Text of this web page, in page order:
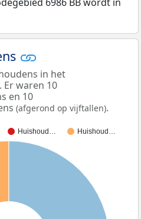
in het
Er waren 10
en 10
(afgerond op vijftallen).
Huishoud… Huishoud…